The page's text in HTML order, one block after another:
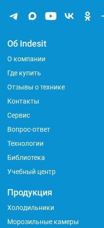
Об Indesit
О компании
Где купить
Отзывы о технике
Контакты
Сервис
Вопрос-ответ
Технологии
Библиотека
Учебный центр
Продукция
Холодильники
Морозильные камеры